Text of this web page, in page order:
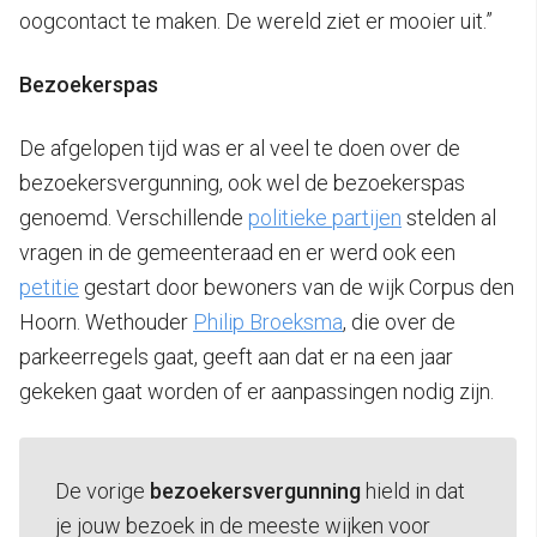
oogcontact te maken. De wereld ziet er mooier uit.”
Bezoekerspas
De afgelopen tijd was er al veel te doen over de
bezoekersvergunning, ook wel de bezoekerspas
genoemd. Verschillende politieke partijen stelden al
vragen in de gemeenteraad en er werd ook een
petitie gestart door bewoners van de wijk Corpus den
Hoorn. Wethouder Philip Broeksma, die over de
parkeerregels gaat, geeft aan dat er na een jaar
gekeken gaat worden of er aanpassingen nodig zijn.
De vorige bezoekersvergunning hield in dat
je jouw bezoek in de meeste wijken voor